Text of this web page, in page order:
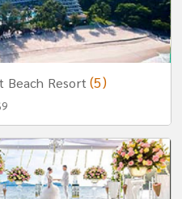
Beach Resort(5)